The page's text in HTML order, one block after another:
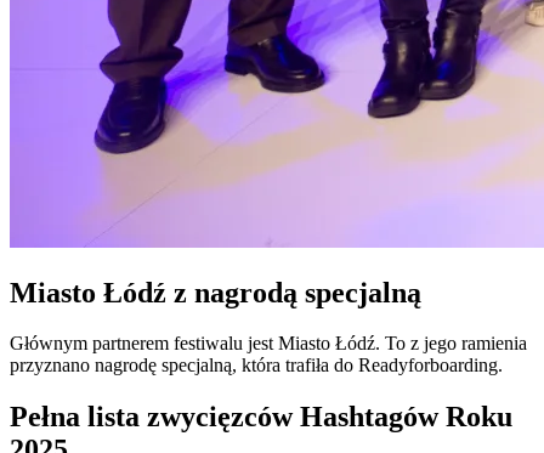
Miasto Łódź z nagrodą specjalną
Głównym partnerem festiwalu jest Miasto Łódź. To z jego ramienia
przyznano nagrodę specjalną, która trafiła do Readyforboarding.
Pełna lista zwycięzców Hashtagów Roku